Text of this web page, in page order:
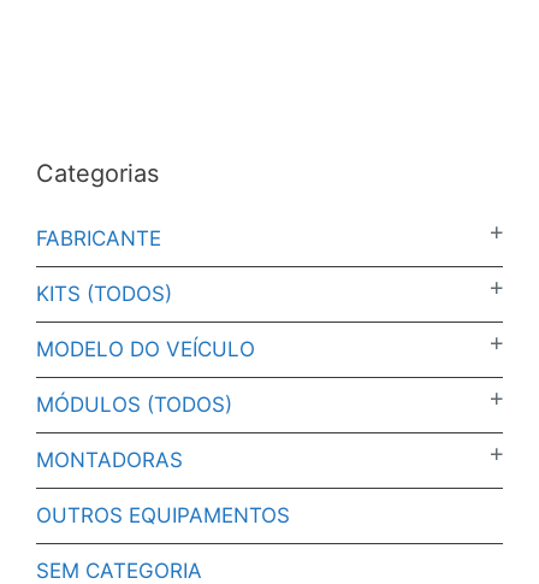
Categorias
FABRICANTE
KITS (TODOS)
MODELO DO VEÍCULO
MÓDULOS (TODOS)
MONTADORAS
OUTROS EQUIPAMENTOS
SEM CATEGORIA